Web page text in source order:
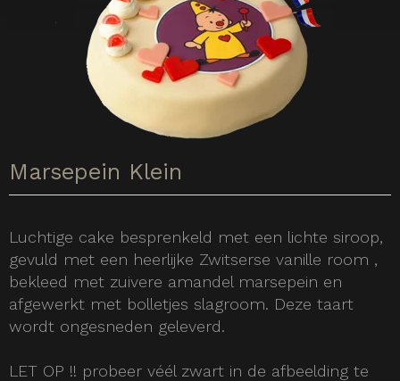
Marsepein Klein
Luchtige cake besprenkeld met een lichte siroop,
gevuld met een heerlijke Zwitserse vanille room ,
bekleed met zuivere amandel marsepein en
afgewerkt met bolletjes slagroom. Deze taart
wordt ongesneden geleverd.
LET OP !! probeer véél zwart in de afbeelding te